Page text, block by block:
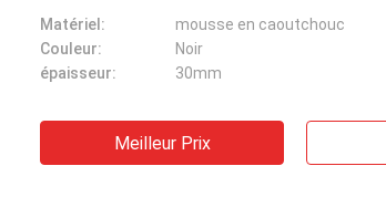
Matériel:
mousse en caoutchouc
Couleur:
Noir
épaisseur:
30mm
Meilleur Prix